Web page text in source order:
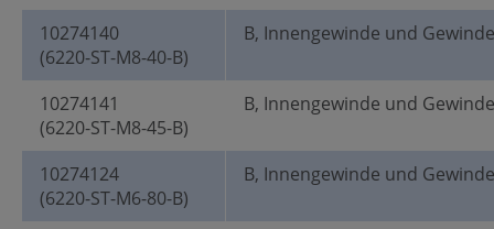
10274140
(6220-ST-M8-40-B)
B, Innengewinde und
10274141
(6220-ST-M8-45-B)
B, Innengewinde und
10274124
(6220-ST-M6-80-B)
B, Innengewinde und